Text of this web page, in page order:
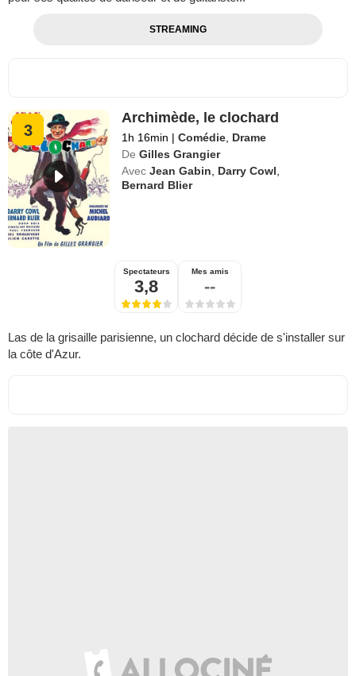
STREAMING
3
Archimède, le clochard
1h 16min | Comédie Drame
De Gilles Grangier
Avec Jean Gabin Darry Cowl
Bernard Blier
Spectateurs
3,8
Mes amis
--
Las de la grisaille parisienne, un clochard décide de s'installer sur
la côte d'Azur.